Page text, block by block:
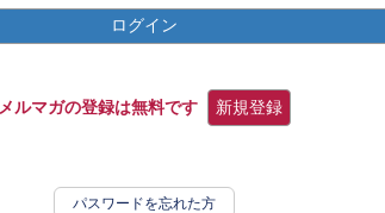
ログイン
メルマガの登録は無料です 新規登録
パスワードを忘れた方